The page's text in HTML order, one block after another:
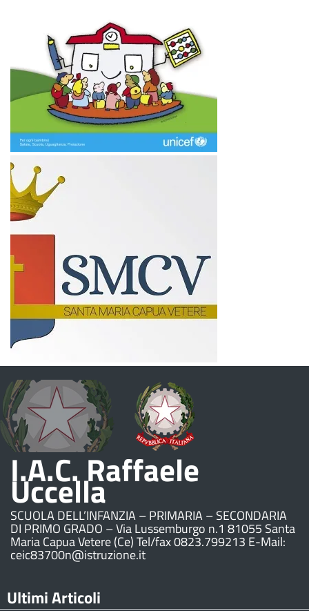
I.A.C. Raffaele
Uccella
SCUOLA DELL’INFANZIA – PRIMARIA – SECONDARIA
DI PRIMO GRADO – Via Lussemburgo n.1 81055 Santa
Maria Capua Vetere (Ce) Tel/fax 0823.799213 E-Mail:
ceic83700n@istruzione.it
Ultimi Articoli